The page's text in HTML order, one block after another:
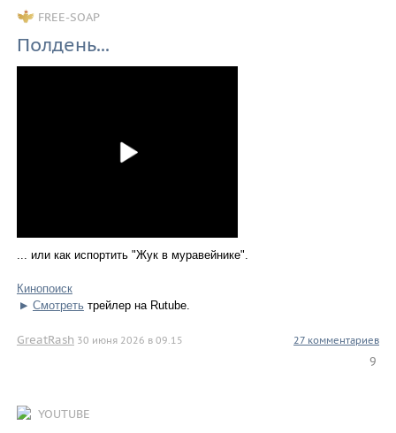
FREE-SOAP
Полдень...
... или как испортить "Жук в муравейнике".
Кинопоиск
▶ Смотретьтрейлер на Rutube.
GreatRash 30 июня 2026 в 09.15 27 комментариев
9
YOUTUBE